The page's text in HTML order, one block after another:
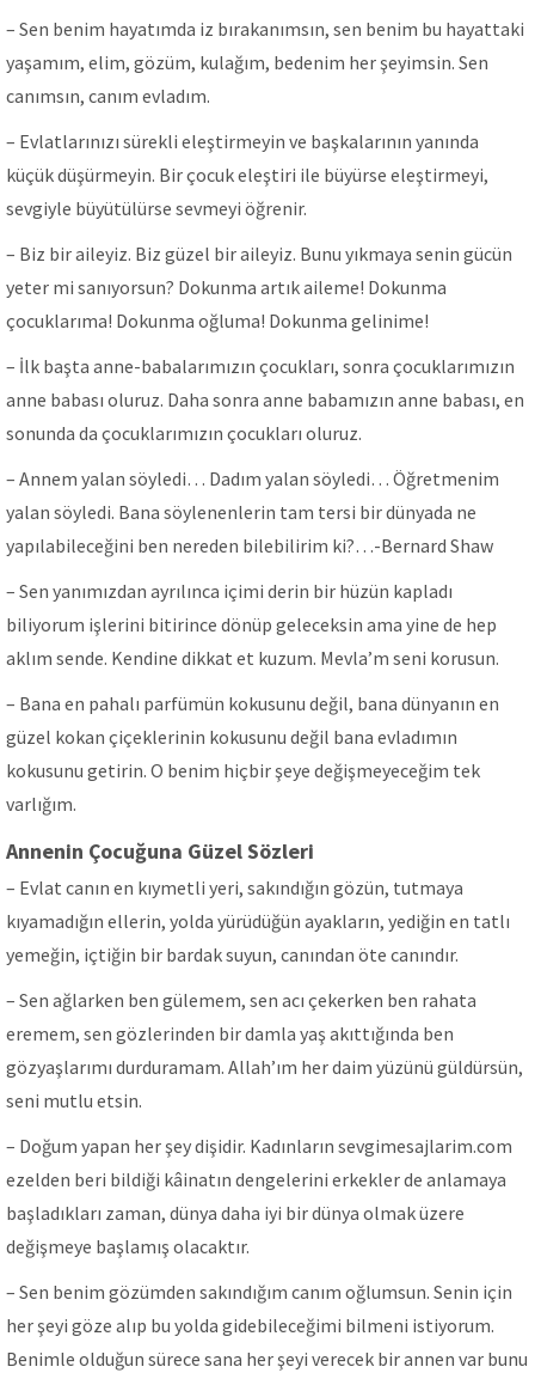
– Sen benim hayatımda iz bırakanımsın, sen benim bu hayattaki
yaşamım, elim, gözüm, kulağım, bedenim her şeyimsin. Sen
canımsın, canım evladım.
– Evlatlarınızı sürekli eleştirmeyin ve başkalarının yanında
küçük düşürmeyin. Bir çocuk eleştiri ile büyürse eleştirmeyi,
sevgiyle büyütülürse sevmeyi öğrenir.
– Biz bir aileyiz. Biz güzel bir aileyiz. Bunu yıkmaya senin gücün
yeter mi sanıyorsun? Dokunma artık aileme! Dokunma
çocuklarıma! Dokunma oğluma! Dokunma gelinime!
– İlk başta anne-babalarımızın çocukları, sonra çocuklarımızın
anne babası oluruz. Daha sonra anne babamızın anne babası, en
sonunda da çocuklarımızın çocukları oluruz.
– Annem yalan söyledi… Dadım yalan söyledi… Öğretmenim
yalan söyledi. Bana söylenenlerin tam tersi bir dünyada ne
yapılabileceğini ben nereden bilebilirim ki?…-Bernard Shaw
– Sen yanımızdan ayrılınca içimi derin bir hüzün kapladı
biliyorum işlerini bitirince dönüp geleceksin ama yine de hep
aklım sende. Kendine dikkat et kuzum. Mevla’m seni korusun.
– Bana en pahalı parfümün kokusunu değil, bana dünyanın en
güzel kokan çiçeklerinin kokusunu değil bana evladımın
kokusunu getirin. O benim hiçbir şeye değişmeyeceğim tek
varlığım.
Annenin Çocuğuna Güzel Sözleri
– Evlat canın en kıymetli yeri, sakındığın gözün, tutmaya
kıyamadığın ellerin, yolda yürüdüğün ayakların, yediğin en tatlı
yemeğin, içtiğin bir bardak suyun, canından öte canındır.
– Sen ağlarken ben gülemem, sen acı çekerken ben rahata
eremem, sen gözlerinden bir damla yaş akıttığında ben
gözyaşlarımı durduramam. Allah’ım her daim yüzünü güldürsün,
seni mutlu etsin.
– Doğum yapan her şey dişidir. Kadınların sevgimesajlarim.com
ezelden beri bildiği kâinatın dengelerini erkekler de anlamaya
başladıkları zaman, dünya daha iyi bir dünya olmak üzere
değişmeye başlamış olacaktır.
– Sen benim gözümden sakındığım canım oğlumsun. Senin için
her şeyi göze alıp bu yolda gidebileceğimi bilmeni istiyorum.
Benimle olduğun sürece sana her şeyi verecek bir annen var bunu